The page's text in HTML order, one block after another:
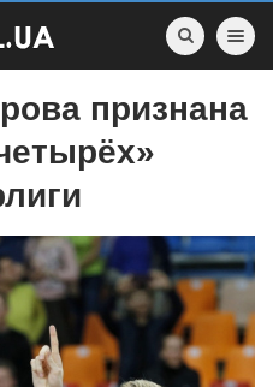
Toggle
признана